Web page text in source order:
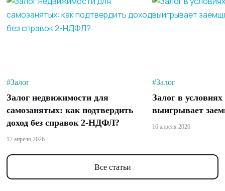
#Залог
Залог недвижимости для
самозанятых: как подтвердить
доход без справок 2-НДФЛ?
17 апреля 2026
#Залог
Залог в
выигрывает
16 апреля 2026
Все статьи